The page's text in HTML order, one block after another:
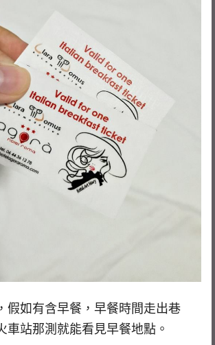
假如有含早餐，早餐時間走出巷
車站那測就能看見早餐地點。